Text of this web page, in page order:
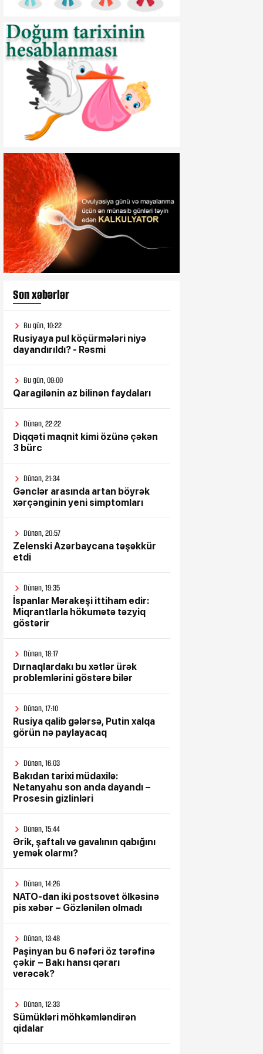
Son xəbərlər
Bu gün, 10:22
Rusiyaya pul köçürmələri niyə
dayandırıldı? - Rəsmi
Bu gün, 09:00
Qaragilənin az bilinən faydaları
Dünən, 22:22
Diqqəti maqnit kimi özünə çəkən
3 bürc
Dünən, 21:34
Gənclər arasında artan böyrək
xərçənginin yeni simptomları
Dünən, 20:57
Zelenski Azərbaycana təşəkkür
etdi
Dünən, 19:35
İspanlar Mərakeşi ittiham edir:
Miqrantlarla hökumətə təzyiq
göstərir
Dünən, 18:17
Dırnaqlardakı bu xətlər ürək
problemlərini göstərə bilər
Dünən, 17:10
Rusiya qalib gələrsə, Putin xalqa
görün nə paylayacaq
Dünən, 16:03
Bakıdan tarixi müdaxilə:
Netanyahu son anda dayandı –
Prosesin gizlinləri
Dünən, 15:44
Ərik, şaftalı və gavalının qabığını
yemək olarmı?
Dünən, 14:26
NATO-dan iki postsovet ölkəsinə
pis xəbər – Gözlənilən olmadı
Dünən, 13:48
Paşinyan bu 6 nəfəri öz tərəfinə
çəkir – Bakı hansı qərarı
verəcək?
Dünən, 12:33
Sümükləri möhkəmləndirən
qidalar